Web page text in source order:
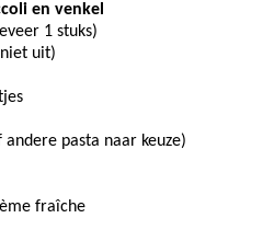
en venkel
1 stuks)
uit)
pasta naar keuze)
fraîche